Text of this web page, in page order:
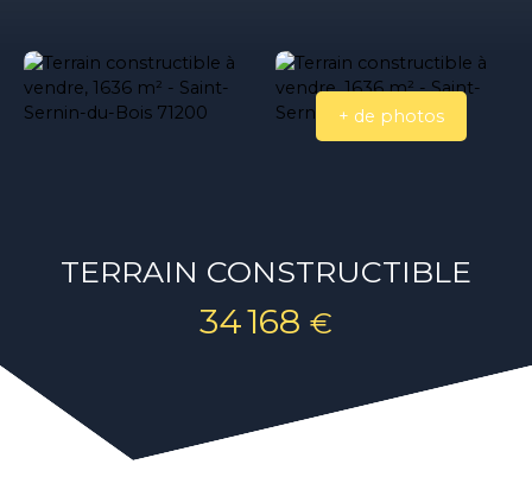
Estimation
+ de photos
TERRAIN CONSTRUCTIBLE
34 168 €